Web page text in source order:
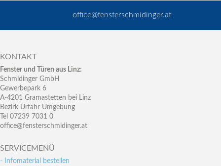
office@fensterschmidinger.at
KONTAKT
Fenster und Türen aus Linz:
Schmidinger GmbH
Gewerbepark 6
A-4201 Gramastetten bei Linz
Bezirk Urfahr Umgebung
Tel 07239 7031 0
office@fensterschmidinger.at
SERVICEMENÜ
- Infomaterial bestellen